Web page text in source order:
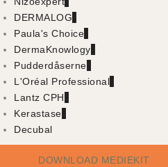
DERMALOG
Paula's Choice
DermaKnowlogy
Pudderdåserne
L'Oréal Professional
Lantz CPH
Kerastase
Decubal
DOWNLOAD MEDIEKIT